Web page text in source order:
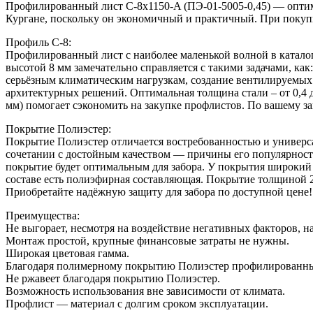
Профилированный лист С-8x1150-A (ПЭ-01-5005-0,45) —
Кургане, поскольку он экономичный и практичный. При
Профиль С-8:
Профилированный лист с наиболее маленькой волной в
высотой 8 мм замечательно справляется с такими задачами,
серьёзным климатическим нагрузкам, создание
архитектурных решений. Оптимальная толщина стали – от
мм) помогает сэкономить на закупке профлистов. По вашему
Покрытие Полиэстер:
Покрытие Полиэстер отличается востребованностью и
сочетании с достойным качеством — причины его
покрытие будет оптимальным для забора. У покрытия
составе есть полиэфирная составляющая. Покрытие толщиной
Приобретайте надёжную защиту для забора по доступной цене!
Преимущества:
Не выгорает, несмотря на воздействие негативных факторов,
Монтаж простой, крупные финансовые затраты не нужны.
Широкая цветовая гамма.
Благодаря полимерному покрытию Полиэстер
Не ржавеет благодаря покрытию Полиэстер.
Возможность использования вне зависимости от климата.
Профлист — материал с долгим сроком эксплуатации.